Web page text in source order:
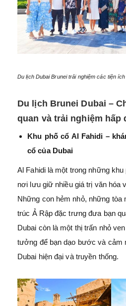
Du lịch Dubai Brunei trải nghiệm các tiện
Du lịch Brunei Dubai –
quan và trải nghiệm hấp
Khu phố cổ Al Fahidi –
cổ của Dubai
Al Fahidi là một trong những
nơi lưu giữ nhiều giá trị văn hóa
Những con hẻm nhỏ, những tòa
trúc Ả Rập đặc trưng đưa bạn
Dubai còn là một thị trấn nhỏ
tưởng để bạn dạo bước và cảm
Dubai hiện đại và truyền thống.